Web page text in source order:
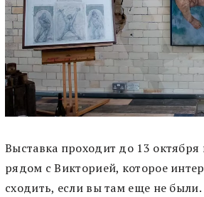
Выставка проходит до 13
рядом с Викторией, которое
сходить, если вы там еще не